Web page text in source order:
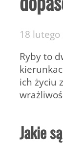
18 lutego
Ryby to
ich życiu
Jakie